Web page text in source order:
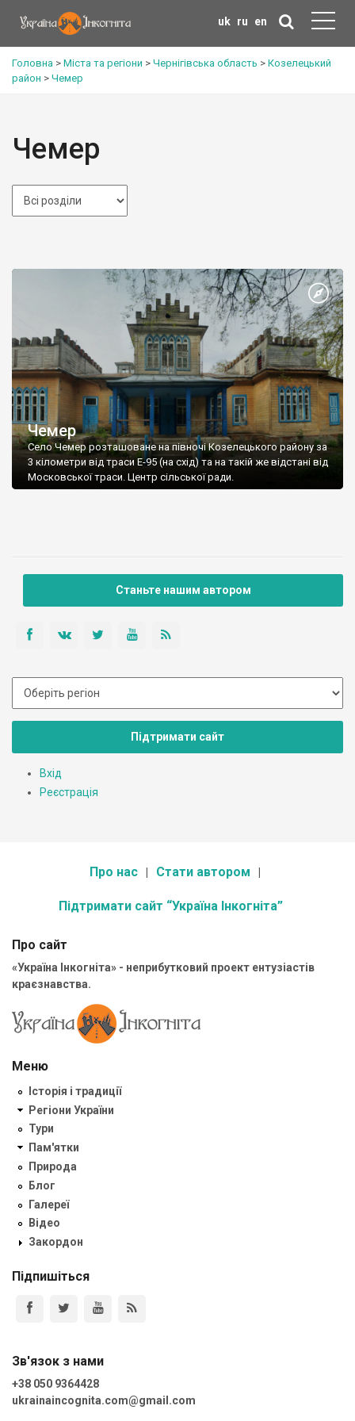
uk ru en
Головна > Міста та регіони > Чернігівська область > Козелецький
район > Чемер
Чемер
Чемер
Село Чемер розташоване на півночі Козелецького району за
3 кілометри від траси Е-95 (на схід) та на такій же відстані від
Московської траси. Центр сільської ради.
Станьте нашим автором
Підтримати сайт
Вхід
Реєстрація
Про нас Стати автором
Підтримати сайт “Україна Інкогніта”
Про сайт
«Україна Інкогніта» - неприбутковий проект ентузіастів
краєзнавства.
Меню
Історія і традиції
Регіони України
Тури
Пам'ятки
Природа
Блог
Галереї
Відео
Закордон
Підпишіться
Зв'язок з нами
+38 050 9364428
ukrainaincognita.com@gmail.com